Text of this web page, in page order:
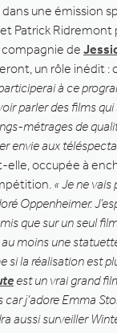
une émission
Patrick Ridremont
de
un rôle inédit :
à ce
parler des films
métrages de
envie aux
elle, occupée à
« Je ne
Oppenheimer.
que sur un seul
moins une
si la réalisation est
est un vrai grand
car j’adore Emma
aussi surveiller